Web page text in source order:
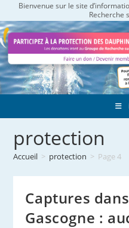
to
content
Bienvenue sur le site
Recherche
protection
Accueil > protection > Page 4
Captures
Gascogne :